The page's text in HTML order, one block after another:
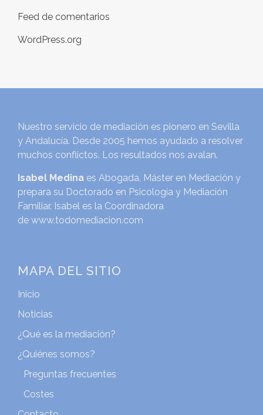
Feed de comentarios
WordPress.org
Nuestro servicio de mediación es pionero en Sevilla
y Andalucía. Desde 2005 hemos ayudado a resolver
muchos conflictos. Los resultados nos avalan.
Isabel Medina es Abogada, Máster en Mediación y
prepara su Doctorado en Psicología y Mediación
Familiar. Isabel es la Coordinadora
de www.todomediacion.com
MAPA DEL SITIO
Inicio
Noticias
¿Qué es la mediación?
¿Quiénes somos?
Preguntas frecuentes
Costes